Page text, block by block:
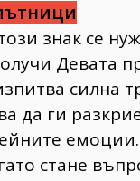
знак се
Девата
силна
да ги
емоции.
стане